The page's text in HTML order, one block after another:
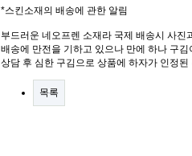
*스킨소재의 배송에 관한 알림
부드러운 네오프렌 소재라 국제 배송시 사진
배송에 만전을 기하고 있으나 만에 하나 구
상담 후 심한 구김으로 상품에 하자가 인정
목록